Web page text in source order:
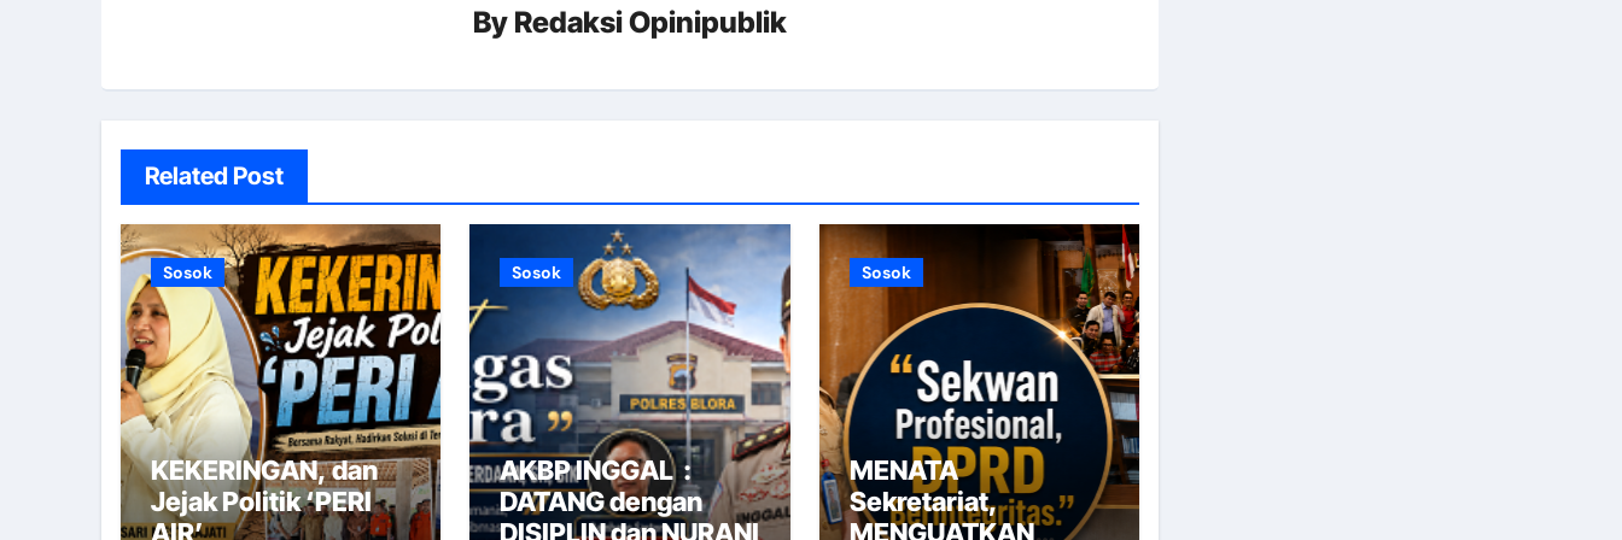
By Redaksi Opinipublik
Related Post
Sosok
KEKERINGAN, dan
Jejak Politik ‘PERI
AIR’
Sosok
AKBP INGGAL :
DATANG dengan
DISIPLIN dan NURANI
Sosok
MENATA
Sekretariat,
MENGUATKAN